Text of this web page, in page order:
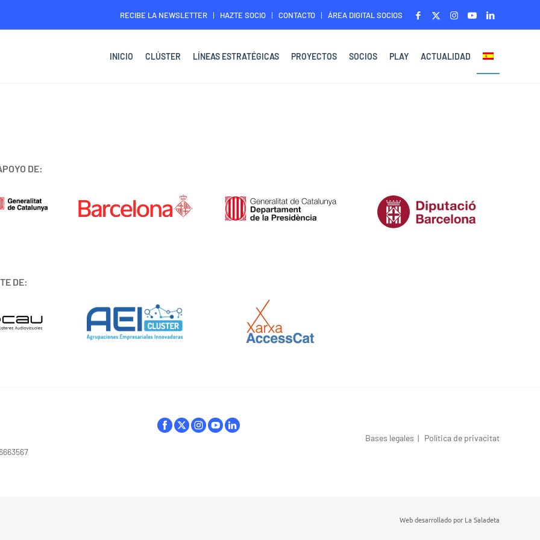
RECIBE LA NEWSLETTER HAZTE SOCIO CONTACTO ÁREA DIGITAL SOCIOS
INICIO CLÚSTER LÍNEAS ESTRATÉGICAS PROYECTOS SOCIOS PLAY ACTUALIDAD
DE:
DE:
Bases legales | Política de privacitat
Web desarrollado por La Saladeta